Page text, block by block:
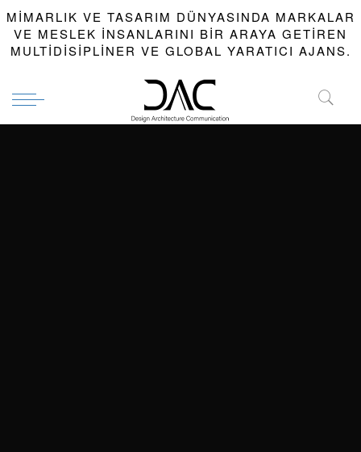
MIMARLIK VE TASARIM DÜNYASINDA MARKALAR
VE MESLEK INSANLARINI BIR ARAYA GETIREN
MULTIDISIPLINER VE GLOBAL YARATICI AJANS.